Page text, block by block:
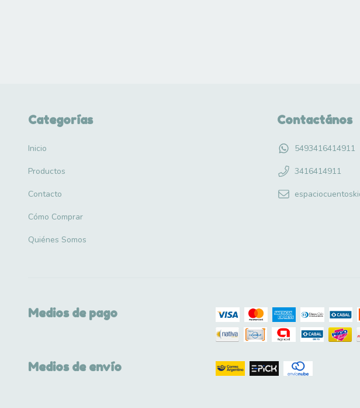
Categorías
Inicio
Productos
Contacto
Cómo Comprar
Quiénes Somos
Contactános
5493416414911
3416414911
Medios de pago
Medios de envío